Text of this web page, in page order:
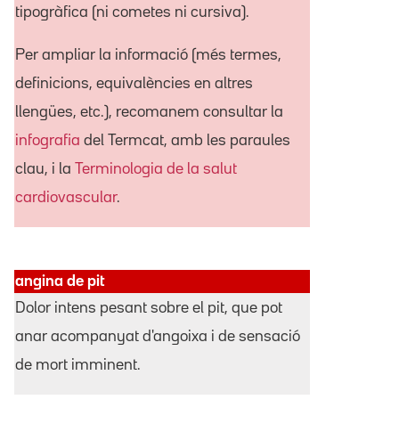
tipogràfica (ni cometes ni cursiva).
Per ampliar la informació (més termes,
definicions, equivalències en altres
llengües, etc.), recomanem consultar la
infografia del Termcat, amb les paraules
clau, i la
Terminologia de la salut
cardiovascular.
angina de pit
Dolor intens pesant sobre el pit, que pot
anar acompanyat d'angoixa i de sensació
de mort imminent.